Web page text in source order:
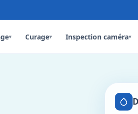
▾ Curage▾ Inspection caméra▾